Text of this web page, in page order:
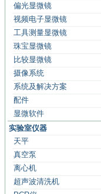
偏光显微镜
视频电子显微镜
工具测量显微镜
珠宝显微镜
比较显微镜
摄像系统
系统及解决方案
配件
显微软件
实验室仪器
天平
真空泵
离心机
超声波清洗机